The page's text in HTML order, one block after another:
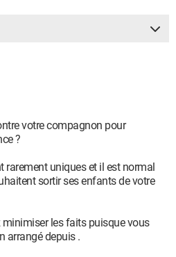
votre compagnon pour
?
rarement uniques et il est normal
sortir ses enfants de votre
les faits puisque vous
arrangé depuis .